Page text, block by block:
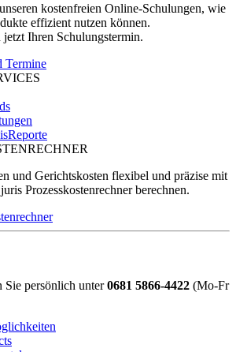
kostenfreien Online-Schulungen, wie
effizient nutzen können.
jetzt Ihren Schulungstermin.
Termine
und Gerichtskosten flexibel und präzise mit
Prozesskostenrechner berechnen.
Sie persönlich unter0681 5866-4422 (Mo-Fr